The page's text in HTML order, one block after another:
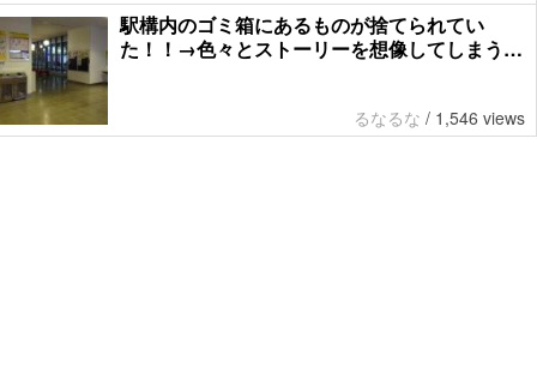
駅構内のゴミ箱にあるものが捨てられてい
た！！→色々とストーリーを想像してしまう…
るなるな / 1,546 views